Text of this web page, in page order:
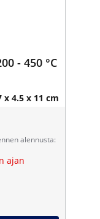
- 450 °C
x 4.5 x 11 cm
alennusta:
ajan